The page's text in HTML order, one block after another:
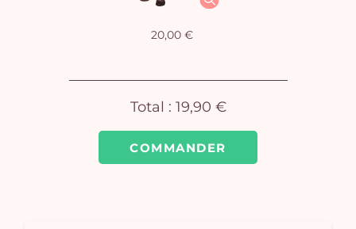
COMMANDER
20,00 €
Total : 19,90 €